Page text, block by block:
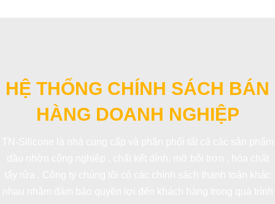
HỆ THỐNG CHÍNH SÁCH BÁN
HÀNG DOANH NGHIỆP